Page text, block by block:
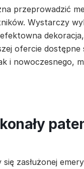
przeprowadzić
Wystarczy
ofercie
i nowoczesnego,
zasłużonej